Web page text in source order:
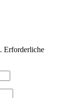
Erforderliche